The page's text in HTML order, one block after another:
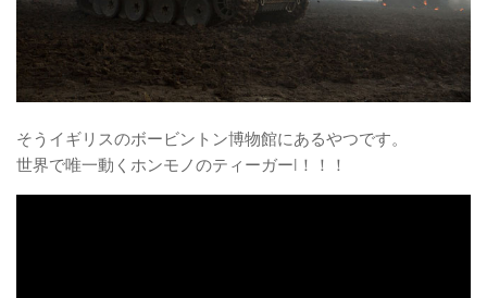
そうイギリスのボービントン博物館にあるやつです。
世界で唯一動くホンモノのティーガーI！！！